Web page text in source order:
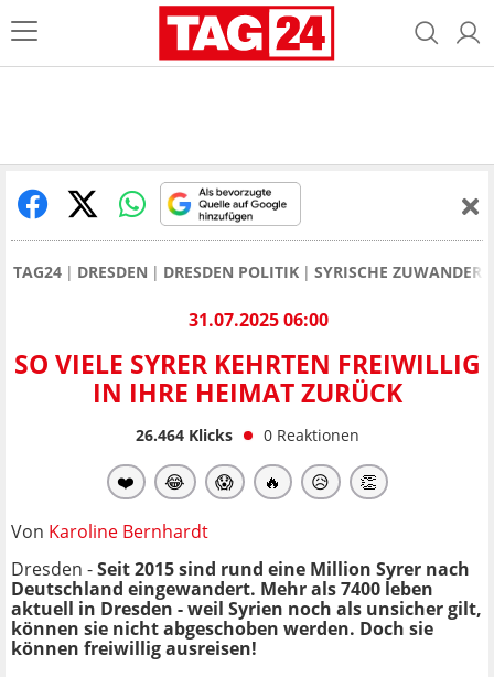
TAG24 DRESDEN DRESDEN POLITIK SYRISCHE
31.07.2025 06:00
SO VIELE SYRER KEHRTEN FREIWILLIG
IN IHRE HEIMAT ZURÜCK
26.464Klicks 0 Reaktionen
❤️ 😂 😱 🔥 😥 👏
Von Karoline Bernhardt
Dresden -Seit 2015 sind rund eine Million Syrer nach
Deutschland eingewandert. Mehr als 7400 leben
aktuell in Dresden - weil Syrien noch als unsicher gilt,
können sie nicht abgeschoben werden. Doch sie
können freiwillig ausreisen!